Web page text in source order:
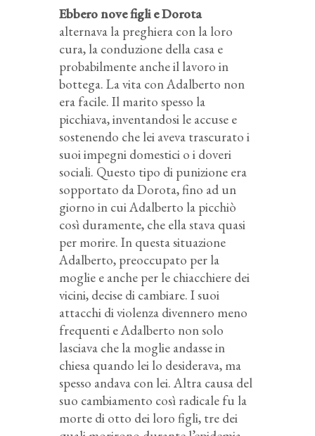
Ebbero nove figli e Dorota
alternava la preghiera con la loro
cura, la conduzione della casa e
probabilmente anche il lavoro in
bottega. La vita con Adalberto non
era facile. Il marito spesso la
picchiava, inventandosi le accuse e
sostenendo che lei aveva trascurato i
suoi impegni domestici o i doveri
sociali. Questo tipo di punizione era
sopportato da Dorota, fino ad un
giorno in cui Adalberto la picchiò
così duramente, che ella stava quasi
per morire. In questa situazione
Adalberto, preoccupato per la
moglie e anche per le chiacchiere dei
vicini, decise di cambiare. I suoi
attacchi di violenza divennero meno
frequenti e Adalberto non solo
lasciava che la moglie andasse in
chiesa quando lei lo desiderava, ma
spesso andava con lei. Altra causa del
suo cambiamento così radicale fu la
morte di otto dei loro figli, tre dei